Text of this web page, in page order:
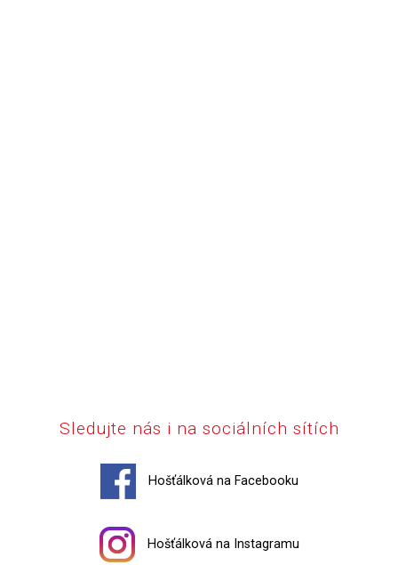
Sledujte nás i na sociálních sítích
Hošťálková na Facebooku
Hošťálková na Instagramu